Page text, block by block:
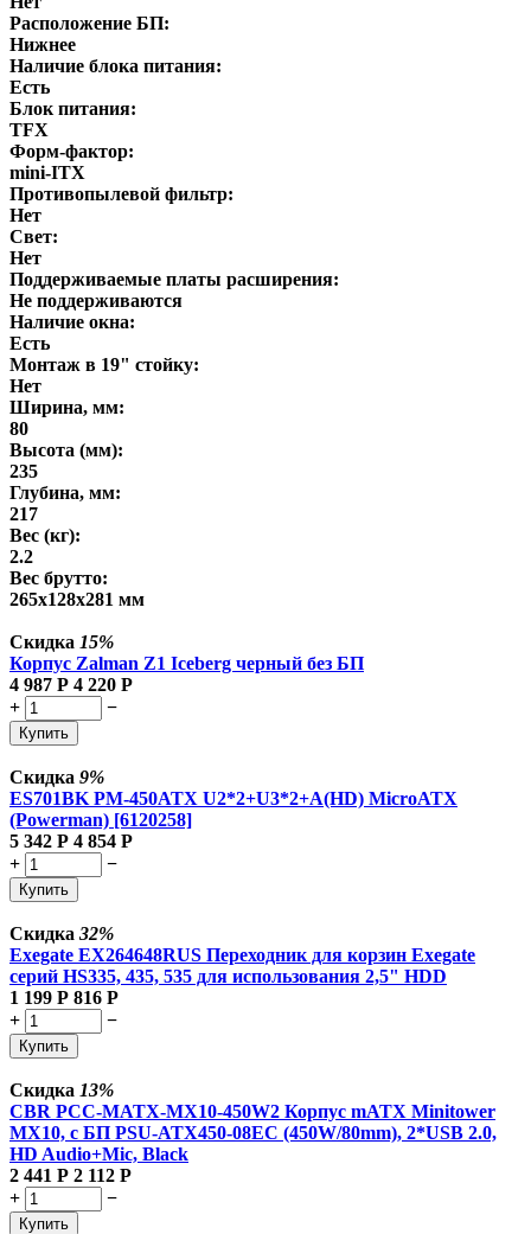
Расположение БП:
Нижнее
Наличие блока питания:
Есть
Блок питания:
TFX
Форм-фактор:
mini-ITX
Противопылевой фильтр:
Нет
Свет:
Нет
Поддерживаемые платы расширения:
Не поддерживаются
Наличие окна:
Есть
Монтаж в 19" стойку:
Нет
Ширина, мм:
80
Высота (мм):
235
Глубина, мм:
217
Вес (кг):
2.2
Вес брутто:
265x128x281 мм
Скидка 15%
Корпус Zalman Z1 Iceberg черный без БП
4 987 Р 4 220 Р
+
−
Купить
Скидка 9%
ES701BK PM-450ATX U2*2+U3*2+A(HD) MicroATX
(Powerman) [6120258]
5 342 Р 4 854 Р
+
−
Купить
Скидка 32%
Exegate EX264648RUS Переходник для корзин Exegate
серий HS335, 435, 535 для использования 2,5" HDD
1 199 Р 816 Р
+
−
Купить
Скидка 13%
CBR PCC-MATX-MX10-450W2 Корпус mATX Minitower
MX10, c БП PSU-ATX450-08EC (450W/80mm), 2*USB 2.0,
HD Audio+Mic, Black
2 441 Р 2 112 Р
+
−
Купить